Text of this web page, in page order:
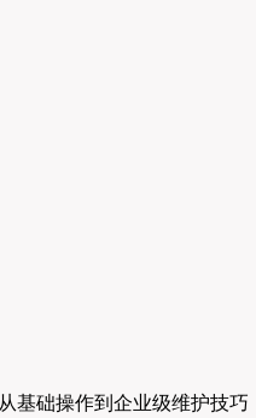
基础操作到企业级维护技巧